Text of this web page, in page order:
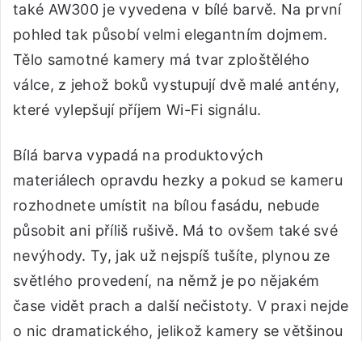
také AW300 je vyvedena v bílé barvě. Na první
pohled tak působí velmi elegantním dojmem.
Tělo samotné kamery má tvar zploštělého
válce, z jehož boků vystupují dvě malé antény,
které vylepšují příjem Wi-Fi signálu.
Bílá barva vypadá na produktových
materiálech opravdu hezky a pokud se kameru
rozhodnete umístit na bílou fasádu, nebude
působit ani příliš rušivě. Má to ovšem také své
nevýhody. Ty, jak už nejspíš tušíte, plynou ze
světlého provedení, na němž je po nějakém
čase vidět prach a další nečistoty. V praxi nejde
o nic dramatického, jelikož kamery se většinou